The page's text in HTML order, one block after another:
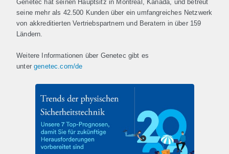
Genetec hat seinen Hauptsitz in Montreal, Kanada, und betreut
seine mehr als 42.500 Kunden über ein umfangreiches Netzwerk
von akkreditierten Vertriebspartnern und Beratern in über 159
Ländern.
Weitere Informationen über Genetec gibt es
untergenetec.com/de